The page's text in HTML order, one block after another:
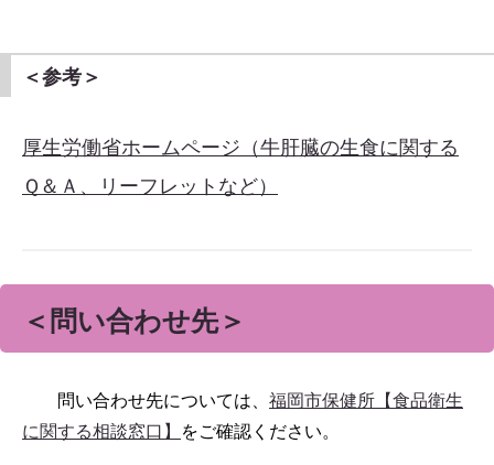
＜参考＞
厚生労働省ホームページ（牛肝臓の生食に関する
Ｑ＆Ａ、リーフレットなど）
＜問い合わせ先＞
問い合わせ先については、 福岡市保健所【食品衛生
に関する相談窓口】
をご確認ください。